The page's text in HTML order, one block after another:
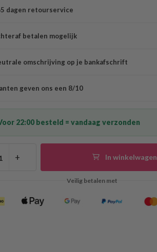
dagen retourservice
betalen mogelijk
omschrijving op je bankafschrift
geven ons een 8/10
22:00 besteld = vandaag verzonden
+ In winkelwagen
Veilig betalen met